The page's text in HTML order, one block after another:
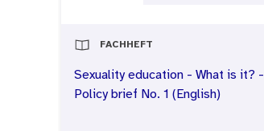
FACHHEFT
Sexuality education - What is it? -
Policy brief No. 1 (English)